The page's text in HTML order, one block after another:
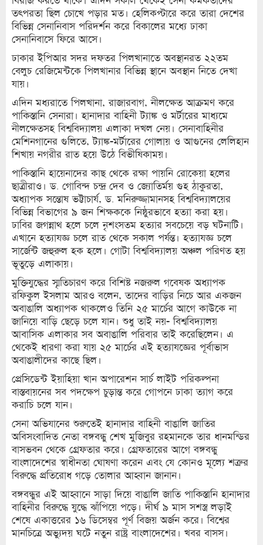
তৎপরতা ছিল চোখে পড়ার মত। হেলিকপ্টারে করে তারা দেশের
বিভিন্ন সেনানিবাস পরিদর্শন করে বিকালের মধ্যে ঢাকা
সেনানিবাসে ফিরে আসে।
ঢাকার ইপিআর সদর দফতর পিলখানাতে অবস্থানরত ২২তম
বেলুচ রেজিমেন্টকে পিলখানার বিভিন্ন স্থানে অবস্থান নিতে দেখা
যায়।
এদিন মধ্যরাতে পিলখানা, রাজারবাগ, নীলক্ষেত আক্রমণ করে
পাকিস্তানি সেনারা। হানাদার বাহিনী ট্যাঙ্ক ও মর্টারের মাধ্যমে
নীলক্ষেতসহ বিশ্ববিদ্যালয় এলাকা দখল নেয়। সেনাবাহিনীর
মেশিনগানের গুলিতে, ট্যাঙ্ক-মর্টারের গোলায় ও আগুনের লেলিহান
শিখায় নগরীর রাত হয়ে উঠে বিভীষিকাময়।
পাকিস্তানি হায়েনাদের কাছ থেকে রক্ষা পায়নি রোকেয়া হলের
ছাত্রীরাও। ড. গোবিন্দ চন্দ্র দেব ও জ্যোতির্ময় গুহ ঠাকুরতা,
অধ্যাপক সন্তোষ ভট্টাচার্য, ড. মনিরুজ্জামানসহ বিশ্ববিদ্যালয়ের
বিভিন্ন বিভাগের ৯ জন শিক্ষককে নিষ্ঠুরভাবে হত্যা করা হয়।
ঢাবির জগন্নাথ হলে চলে নৃশংসতম হত্যার সবচেয়ে বড় ঘটনাটি।
এখানে হত্যাযজ্ঞ চলে রাত থেকে সকাল পর্যন্ত। হত্যাযজ্ঞ চলে
সার্জেন্ট জহুরুল হক হলে। গোটা বিশ্ববিদ্যালয় অঞ্চল পরিণত হয়
ভূতুড়ে এলাকায়।
মুক্তিযুদ্ধের স্মৃতিচারণ করে বিশিষ্ট নজরুল গবেষক অধ্যাপক
রফিকুল ইসলাম আরও বলেন, তাদের বাড়ির নিচে আর একজন
অবাঙালি অধ্যাপক থাকলেও তিনি ২৫ মার্চের আগে কাউকে না
জানিয়ে বাড়ি ছেড়ে চলে যান। শুধু তাই নয়- বিশ্ববিদ্যালয়
আবাসিক এলাকার সব অবাঙালি পরিবার তাই করেছিলেন। এ
থেকেই ধারণা করা যায় ২৫ মার্চের এই হত্যাযজ্ঞের পূর্বাভাস
অবাঙালীদের কাছে ছিল।
প্রেসিডেন্ট ইয়াহিয়া খান অপারেশন সার্চ লাইট পরিকল্পনা
বাস্তবায়নের সব পদক্ষেপ চুড়ান্ত করে গোপনে ঢাকা ত্যাগ করে
করাচি চলে যান।
সেনা অভিযানের শুরুতেই হানাদার বাহিনী বাঙালি জাতির
অবিসংবাদিত নেতা বঙ্গবন্ধু শেখ মুজিবুর রহমানকে তার ধানমন্ডির
বাসভবন থেকে গ্রেফতার করে। গ্রেফতারের আগে বঙ্গবন্ধু
বাংলাদেশের স্বাধীনতা ঘোষণা করেন এবং যে কোনও মূল্যে শত্রুর
বিরুদ্ধে প্রতিরোধ গড়ে তোলার আহ্বান জানান।
বঙ্গবন্ধুর এই আহ্বানে সাড়া দিয়ে বাঙালি জাতি পাকিস্তানি হানাদার
বাহিনীর বিরুদ্ধে যুদ্ধে ঝাঁপিয়ে পড়ে। দীর্ঘ ৯ মাস সশস্ত্র লড়াই
শেষে একাত্তরের ১৬ ডিসেম্বর পূর্ণ বিজয় অর্জন করে। বিশ্বের
মানচিত্রে অভ্যুদয় ঘটে নতুন রাষ্ট্র বাংলাদেশের। খবর বাসস।